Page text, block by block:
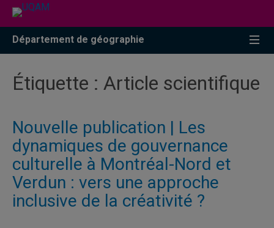
Accéder
recherche
Accéder
menu
pricipal
Accéder
zone
Département de géographie
Étiquette : Article scientifique
Nouvelle publication | Les
dynamiques de gouvernance
culturelle à Montréal-Nord et
Verdun : vers une approche
inclusive de la créativité ?